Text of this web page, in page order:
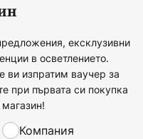
ексклузивни
в осветлението.
ви изпратим ваучер за
при първата си покупка
Компания